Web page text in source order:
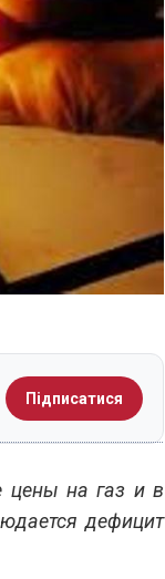
Підписатися
цены на газ и в
дефицит